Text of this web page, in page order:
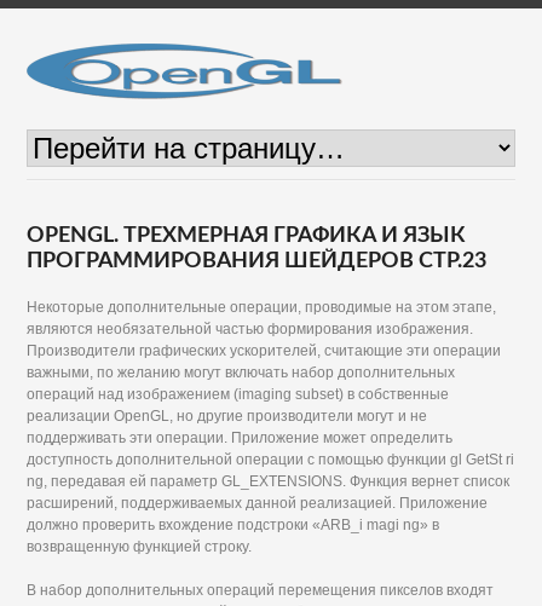
OPENGL. ТРЕХМЕРНАЯ ГРАФИКА И ЯЗЫК
ПРОГРАММИРОВАНИЯ ШЕЙДЕРОВ СТР.23
Некоторые дополнительные операции, проводимые на этом этапе,
являются необязательной частью формирования изображения.
Производители графических ускорителей, считающие эти операции
важными, по желанию могут включать набор дополнительных
операций над изображением (imaging subset) в собственные
реализации OpenGL, но другие производители могут и не
поддерживать эти операции. Приложение может определить
доступность дополнительной операции с помощью функции gl GetSt ri
ng, передавая ей параметр GL_EXTENSIONS. Функция вернет список
расширений, поддерживаемых данной реализацией. Приложение
должно проверить вхождение подстроки «ARB_i magi ng» в
возвращенную функцией строку.
В набор дополнительных операций перемещения пикселов входят